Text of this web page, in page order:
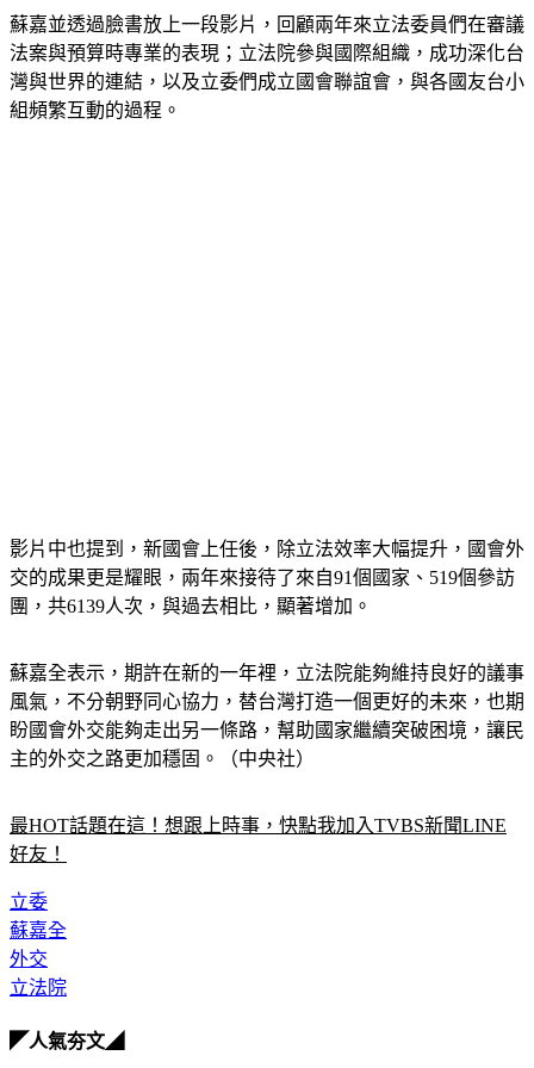
蘇嘉並透過臉書放上一段影片，回顧兩年來立法委員們在審議
法案與預算時專業的表現；立法院參與國際組織，成功深化台
灣與世界的連結，以及立委們成立國會聯誼會，與各國友台小
組頻繁互動的過程。
影片中也提到，新國會上任後，除立法效率大幅提升，國會外
交的成果更是耀眼，兩年來接待了來自91個國家、519個參訪
團，共6139人次，與過去相比，顯著增加。
蘇嘉全表示，期許在新的一年裡，立法院能夠維持良好的議事
風氣，不分朝野同心協力，替台灣打造一個更好的未來，也期
盼國會外交能夠走出另一條路，幫助國家繼續突破困境，讓民
主的外交之路更加穩固。（中央社）
最HOT話題在這！想跟上時事，快點我加入TVBS新聞LINE
好友！
立委
蘇嘉全
外交
立法院
◤人氣夯文◢